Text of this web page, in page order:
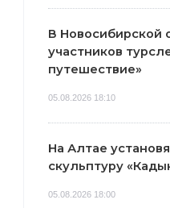
В Новосибирской
участников
путешествие»
05.08.2026 18:10
На Алтае
скульптуру
05.08.2026 18:00